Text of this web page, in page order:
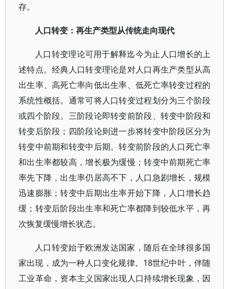
存。
人口转变：再生产类型从传统走向现代
人口转变理论可用于解释迄今为止人口增长的上
述特点。经典人口转变理论是对人口再生产类型从高
出生率、高死亡率向低出生率、低死亡率转变过程的
系统性概括。通常可将人口转变过程划分为三个阶段
或四个阶段。三阶段论即转变前阶段、转变中阶段和
转变后阶段；四阶段论则进一步将转变中阶段区分为
转变中前期和转变中后期。转变前阶段的人口死亡率
和出生率都较高，增长极为缓慢；转变中前期死亡率
率先下降，出生率仍居高不下，人口急剧增长，规模
迅速膨胀；转变中后期出生率开始下降，人口增长趋
缓；转变后阶段出生率和死亡率都降到较低水平，再
次恢复缓慢增长状态。
人口转变始于欧洲发达国家，随后在全球很多国
家出现，成为一种人口变化规律。18世纪中叶，伴随
工业革命，资本主义国家出现人口持续增长现象，因